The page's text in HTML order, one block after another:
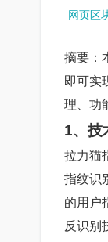
网页区
摘要：
即可实
理、功
1、技
拉力猫
指纹识
的用户
反识别